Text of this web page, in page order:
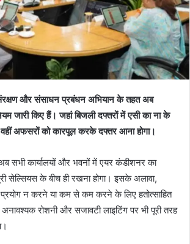
और संसाधन प्रबंधन अभियान के तहत अब
जारी किए हैं। जहां बिजली दफ्तरों में एसी का ना के
वहीं अफसरों को कारपूल करके दफ्तर आना होगा।
सभी कार्यालयों और भवनों में एयर कंडीशनर का
सेल्सियस के बीच ही रखना होगा। इसके अलावा,
प्रयोग न करने या कम से कम करने के लिए हतोत्साहित
अनावश्यक रोशनी और सजावटी लाइटिंग पर भी पूरी तरह